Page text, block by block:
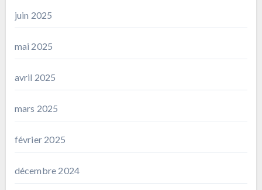
juin 2025
mai 2025
avril 2025
mars 2025
février 2025
décembre 2024